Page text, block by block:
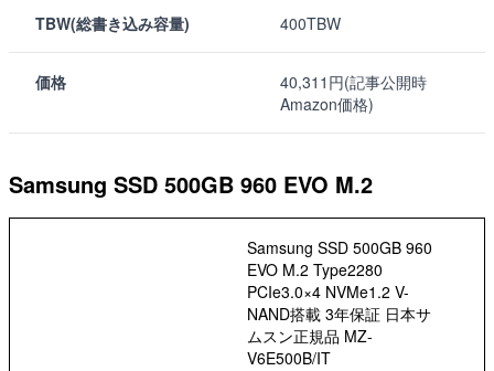
TBW(総書き込み容量) 400TBW
価格
40,311円(記事公開時
Amazon価格)
Samsung SSD 500GB 960 EVO M.2
Samsung SSD 500GB 960
EVO M.2 Type2280
PCIe3.0×4 NVMe1.2 V-
NAND搭載 3年保証 日本サ
ムスン正規品 MZ-
V6E500B/IT